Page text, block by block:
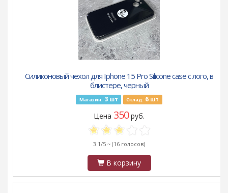
Силиконовый чехол для Iphone 15 Pro Silicone case с лого, в
блистере, черный
Магазин: 3шт Склад: 6 шт
Цена 350руб.
3.1/5 ~ (16 голосов)
В корзину